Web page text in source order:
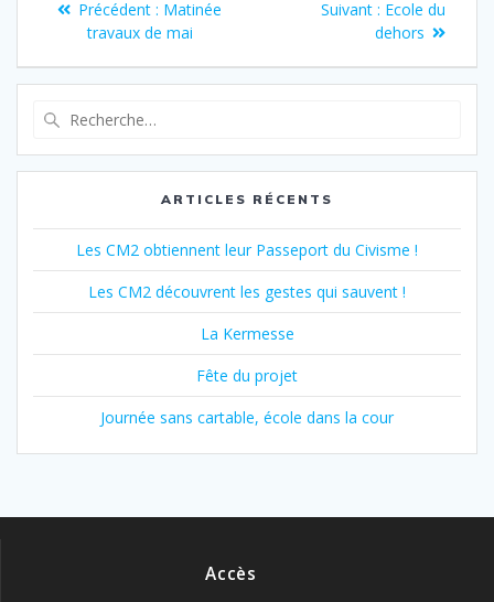
l’article
Précédent : Article
précédent
Matinée
travaux de mai
Suivant : Article
suivant
Ecole du
dehors
:
ARTICLES RÉCENTS
Les CM2 obtiennent leur Passeport du Civisme !
Les CM2 découvrent les gestes qui sauvent !
La Kermesse
Fête du projet
Journée sans cartable, école dans la cour
Accès